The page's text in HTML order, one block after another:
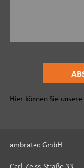
Hier können Sie unsere
ambratec GmbH
Carl-Zeiss-Straße 33